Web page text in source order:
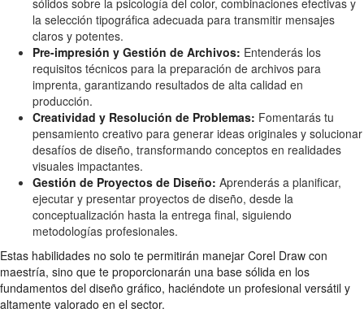
la selección tipográfica adecuada para transmitir mensajes
claros y potentes.
Pre-impresión y Gestión de Archivos: Entenderás los
requisitos técnicos para la preparación de archivos para
imprenta, garantizando resultados de alta calidad en
producción.
Creatividad y Resolución de Problemas: Fomentarás tu
pensamiento creativo para generar ideas originales y solucionar
desafíos de diseño, transformando conceptos en realidades
visuales impactantes.
Gestión de Proyectos de Diseño: Aprenderás a planificar,
ejecutar y presentar proyectos de diseño, desde la
conceptualización hasta la entrega final, siguiendo
metodologías profesionales.
Estas habilidades no solo te permitirán manejar Corel Draw con
maestría, sino que te proporcionarán una base sólida en los
fundamentos del diseño gráfico, haciéndote un profesional versátil y
altamente valorado en el sector.